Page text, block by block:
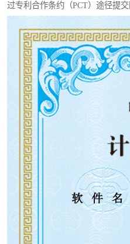
过专利合作条约（PCT）途径提交